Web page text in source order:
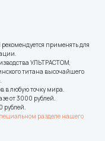
применять для
УЛЬТРАСТОМ,
титана высочайшего
в любую точку мира.
от 3000 рублей.
рублей.
разделе нашего